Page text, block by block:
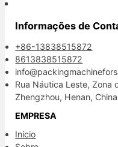
Informações de
+86-13838515872
8613838515872
Rua Náutica Leste, Zona
Zhengzhou, Henan, China
EMPRESA
Início